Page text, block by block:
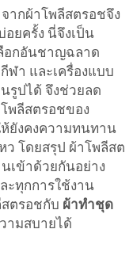
ากผ้าโพลีสตรอชจึง
ยครั้ง นี่จึงเป็น
อกอันชาญฉลาด
ฬา และเครื่องแบบ
รูปได้ จึงช่วยลด
พลีสตรอชของ
ยังคงความทนทาน
ว โดยสรุป ผ้าโพลีสต
เข้าด้วยกันอย่าง
ะทุกการใช้งาน
ตรอชกับ ผ้าทำชุด
ามสบายได้